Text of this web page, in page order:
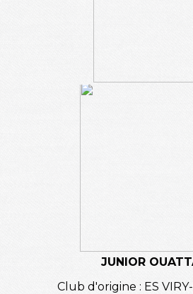
JUNIOR
Club d'origine : ES